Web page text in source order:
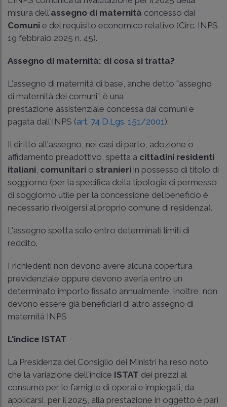
misura dell'assegno di maternità concesso dai
Comuni e del requisito economico relativo (Circ. INPS
19 febbraio 2025 n. 45).
Assegno di maternità: di cosa si tratta?
L'assegno di maternità di base, anche detto "assegno
di maternità dei comuni", è una
prestazione assistenziale concessa dai comuni e
pagata dall'INPS (art. 74 D.Lgs. 151/2001).
Il diritto all'assegno, nei casi di parto, adozione o
affidamento preadottivo, spetta a cittadini residenti
italiani, comunitari o stranieri in possesso di titolo di
soggiorno (per la specifica della tipologia di permesso
di soggiorno utile per la concessione del beneficio è
necessario rivolgersi al proprio comune di residenza).
L'assegno spetta solo entro determinati limiti di
reddito.
I richiedenti non devono avere alcuna copertura
previdenziale oppure devono averla entro un
determinato importo fissato annualmente. Inoltre, non
devono essere già beneficiari di altro assegno di
maternità INPS
L'indice ISTAT
La Presidenza del Consiglio dei Ministri ha reso noto
che la variazione dell'indice ISTAT dei prezzi al
consumo per le famiglie di operai e impiegati, da
applicarsi, per il 2025, alla prestazione in oggetto è pari